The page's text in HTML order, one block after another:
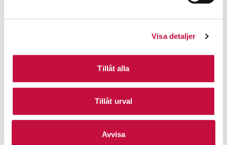
Visa detaljer
Tillåt alla
Tillåt urval
Avvisa